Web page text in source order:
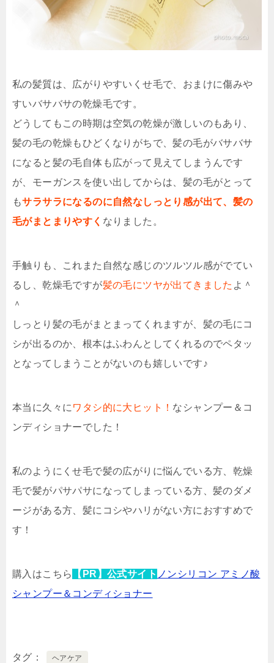
私の髪質は、広がりやすいくせ毛で、おまけに傷みや
すいバサバサの乾燥毛です。
どうしてもこの時期は空気の乾燥が激しいのもあり、
髪の毛の乾燥もひどくなりがちで、髪の毛がバサバサ
になると髪の毛自体も広がって見えてしまうんです
が、モーガンスを使い出してからは、髪の毛がとって
もサラサラになるのに自然なしっとり感が出て、髪の
毛がまとまりやすく なりました。
手触りも、これまた自然な感じのツルツル感がでてい
るし、乾燥毛ですが髪の毛にツヤが出てきました よ＾
＾
しっとり髪の毛がまとまってくれますが、髪の毛にコ
シが出るのか、根本はふわんとしてくれるのでペタッ
となってしまうことがないのも嬉しいです♪
本当に久々に ワタシ的に大ヒット！ なシャンプー＆コ
ンディショナーでした！
私のようにくせ毛で髪の広がりに悩んでいる方、乾燥
毛で髪がパサパサになってしまっている方、髪のダメ
ージがある方、髪にコシやハリがない方におすすめで
す！
購入はこちら 【PR】公式サイト ノンシリコン アミノ酸
シャンプー＆コンディショナー
タグ ヘアケア